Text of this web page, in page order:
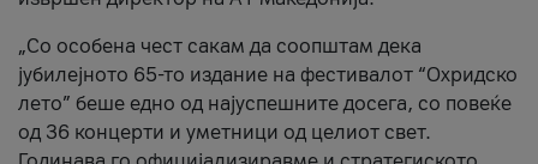
„Со особена чест сакам да соопштам дека
јубилејното 65-то издание на фестивалот “Охридско
лето” беше едно од најуспешните досега, со повеќе
од 36 концерти и уметници од целиот свет.